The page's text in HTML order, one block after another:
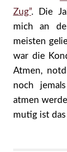
Zug”. Die
mich an
meisten
war die
Atmen,
noch
atmen
mutig ist